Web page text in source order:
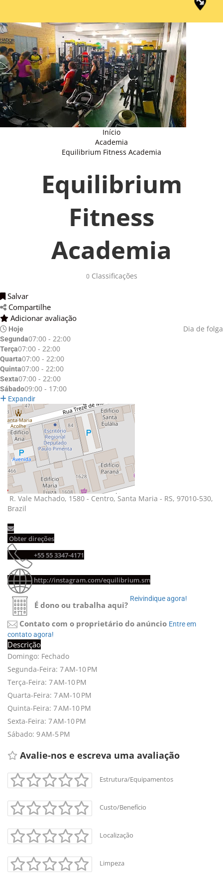
Início
Academia
Equilibrium Fitness Academia
Equilibrium
Fitness
Academia
0Classificações
Salvar
Compartilhe
Adicionar avaliação
Hoje Dia de folga
Segunda07:00 - 22:00
Terça07:00 - 22:00
Quarta07:00 - 22:00
Quinta07:00 - 22:00
Sexta07:00 - 22:00
Sábado09:00 - 17:00
Expandir
R. Vale Machado, 1580 - Centro, Santa Maria - RS, 97010-530,
Brazil
Obter direções
+55 55 3347-4171
http://instagram.com/equilibrium.sm
É dono ou trabalha aqui?
Reivindique agora!
Contato com o proprietário do anúncio Entre em
contato agora!
Descrição
Domingo: Fechado
Segunda-Feira: 7 AM-10 PM
Terça-Feira: 7 AM-10 PM
Quarta-Feira: 7 AM-10 PM
Quinta-Feira: 7 AM-10 PM
Sexta-Feira: 7 AM-10 PM
Sábado: 9 AM-5 PM
Avalie-nos e escreva uma avaliação
Estrutura/Equipamentos
Custo/Benefício
Localização
Limpeza